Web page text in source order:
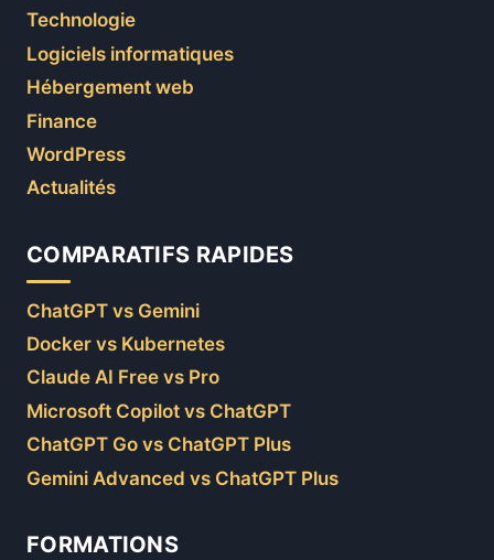
Technologie
Logiciels informatiques
Hébergement web
Finance
WordPress
Actualités
COMPARATIFS RAPIDES
ChatGPT vs Gemini
Docker vs Kubernetes
Claude AI Free vs Pro
Microsoft Copilot vs ChatGPT
ChatGPT Go vs ChatGPT Plus
Gemini Advanced vs ChatGPT Plus
FORMATIONS